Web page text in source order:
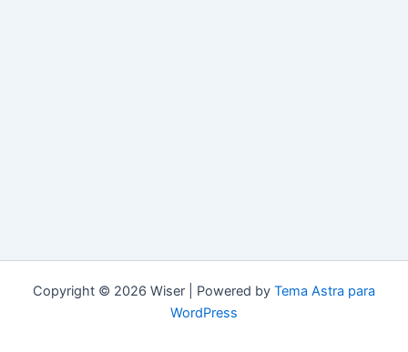
Copyright © 2026 Wiser | Powered by Tema Astra para
WordPress